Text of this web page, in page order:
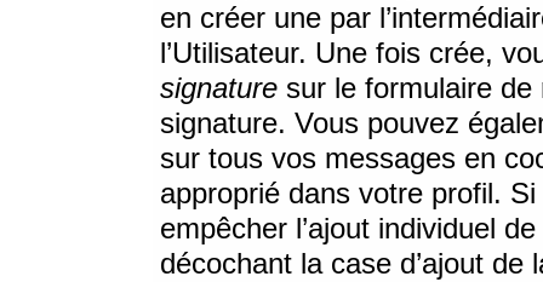
en créer une par
l’Utilisateur. Une fois crée,
signature sur le formulaire de
signature. Vous pouvez
sur tous vos messages en
approprié dans votre profil.
empêcher l’ajout individuel
décochant la case d’ajout